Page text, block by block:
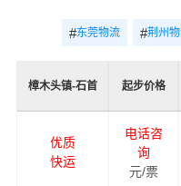
#东莞物流 #荆州
樟木头镇-石首 起步价格
优质
快运
电话咨
询
元/票